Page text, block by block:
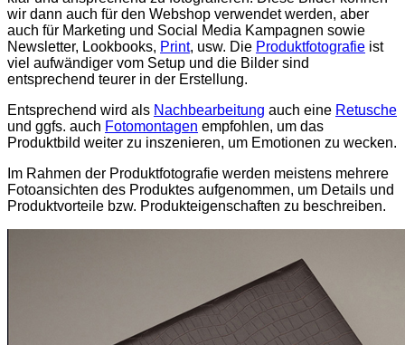
wir dann auch für den Webshop verwendet werden, aber
auch für Marketing und Social Media Kampagnen sowie
Newsletter, Lookbooks, Print, usw. Die Produktfotografie ist
viel aufwändiger vom Setup und die Bilder sind
entsprechend teurer in der Erstellung.
Entsprechend wird als Nachbearbeitung auch eine Retusche
und ggfs. auch Fotomontagen empfohlen, um das
Produktbild weiter zu inszenieren, um Emotionen zu wecken.
Im Rahmen der Produktfotografie werden meistens mehrere
Fotoansichten des Produktes aufgenommen, um Details und
Produktvorteile bzw. Produkteigenschaften zu beschreiben.